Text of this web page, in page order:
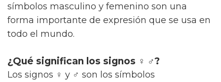
símbolos masculino y femenino son una
forma importante de expresión que se usa en
todo el mundo.
¿Qué significan los signos ♀ ♂?
Los signos ♀ y ♂ son los símbolos